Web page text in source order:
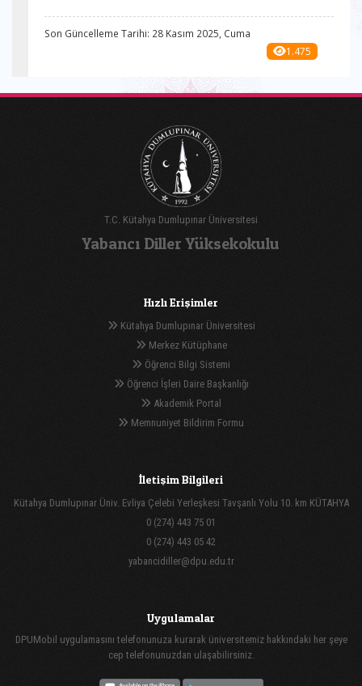
Son Güncelleme Tarihi: 28 Kasım 2025, Cuma
1.475
T.C. Kütahya Dumlupınar Üniversitesi
Yabancı Diller Yüksekokulu
Hızlı Erişimler
Kütahya Dumlupınar Üniversitesi
Merkez Kütüphane
Öğrenci Bilgi Sistemi
Öğrenci İşleri Daire Başkanlığı
Akademik Portal
Memnuniyet Bildirim Formu
İletişim Bilgileri
Kütahya Dumlupınar Üniv. Evliya Çelebi Yerleşkesi Tavşanlı Yolu 10. km KÜTAHYA
0 (274) 443 75 01
0 (274) 443 05 42
yabancidiller@dpu.edu.tr
Uygulamalar
DPUMobil uygulamasını telefonunuza kurarak üniversitemiz hakkındaki her şeye
cep telefonunuzdan ulaşabilirsiniz.